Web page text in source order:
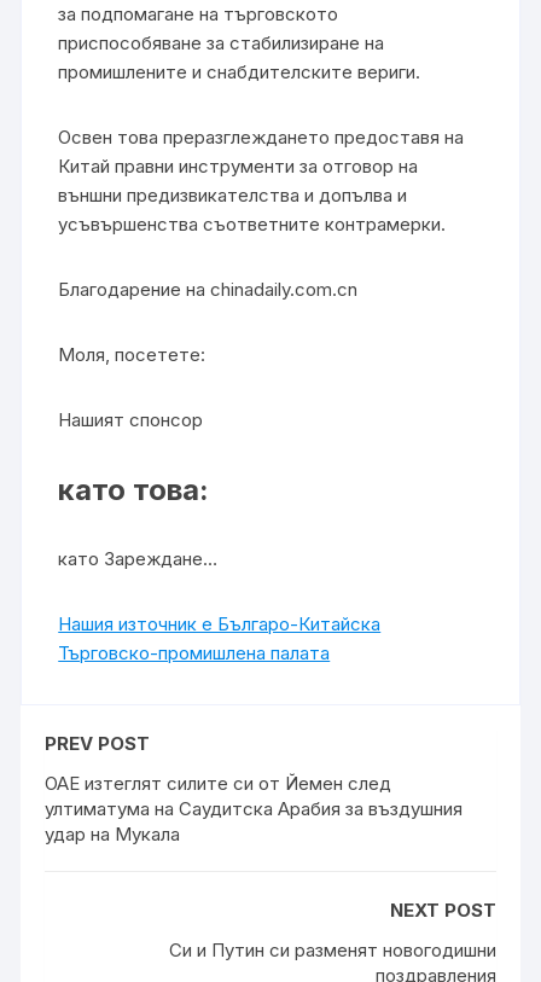
за подпомагане на търговското
приспособяване за стабилизиране на
промишлените и снабдителските вериги.
Освен това преразглеждането предоставя на
Китай правни инструменти за отговор на
външни предизвикателства и допълва и
усъвършенства съответните контрамерки.
Благодарение на chinadaily.com.cn
Моля, посетете:
Нашият спонсор
като това:
като Зареждане…
Нашия източник е Българо-Китайска
Търговско-промишлена палaта
PREV POST
ОАЕ изтеглят силите си от Йемен след
ултиматума на Саудитска Арабия за въздушния
удар на Мукала
NEXT POST
Си и Путин си разменят новогодишни
поздравления